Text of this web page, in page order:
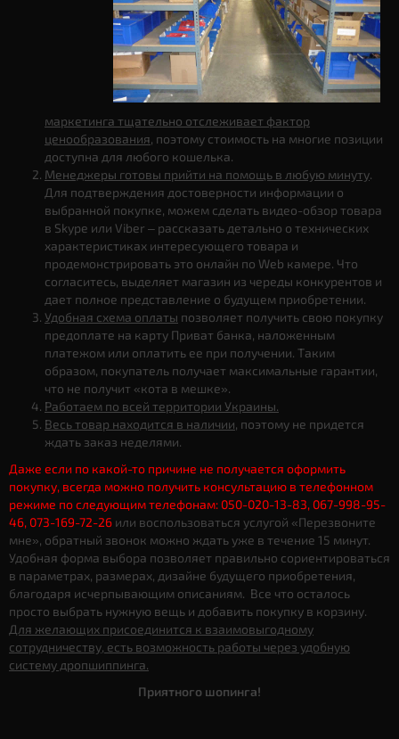
маркетинга тщательно отслеживает фактор
ценообразования, поэтому стоимость на многие позиции
доступна для любого кошелька.
Менеджеры готовы прийти на помощь в любую минуту.
Для подтверждения достоверности информации о
выбранной покупке, можем сделать видео-обзор товара
в Skype или Viber – рассказать детально о технических
характеристиках интересующего товара и
продемонстрировать это онлайн по Web камере. Что
согласитесь, выделяет магазин из череды конкурентов и
дает полное представление о будущем приобретении.
Удобная схема оплаты позволяет получить свою покупку
предоплате на карту Приват банка, наложенным
платежом или оплатить ее при получении. Таким
образом, покупатель получает максимальные гарантии,
что не получит «кота в мешке».
Работаем по всей территории Украины.
Весь товар находится в наличии, поэтому не придется
ждать заказ неделями.
Даже если по какой-то причине не получается оформить
покупку, всегда можно получить консультацию в телефонном
режиме по следующим телефонам: 050-020-13-83, 067-998-95-
46, 073-169-72-26 или воспользоваться услугой «Перезвоните
мне», обратный звонок можно ждать уже в течение 15 минут.
Удобная форма выбора позволяет правильно сориентироваться
в параметрах, размерах, дизайне будущего приобретения,
благодаря исчерпывающим описаниям. Все что осталось
просто выбрать нужную вещь и добавить покупку в корзину.
Для желающих присоединится к взаимовыгодному
сотрудничеству, есть возможность работы через удобную
систему дропшиппинга.
Приятного шопинга!